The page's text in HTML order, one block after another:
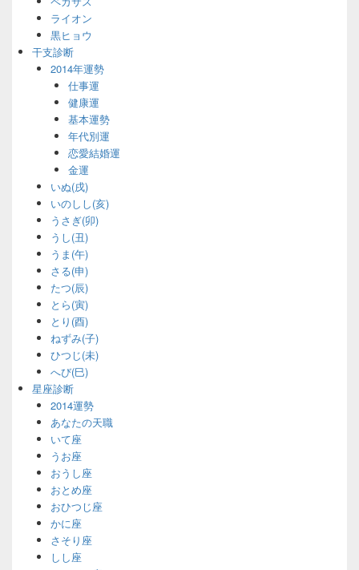
ライオン
黒ヒョウ
干支診断
2014年運勢
仕事運
健康運
基本運勢
年代別運
恋愛結婚運
金運
いぬ(戌)
いのしし(亥)
うさぎ(卯)
うし(丑)
うま(午)
さる(申)
たつ(辰)
とら(寅)
とり(酉)
ねずみ(子)
ひつじ(未)
へび(巳)
星座診断
2014運勢
あなたの天職
いて座
うお座
おうし座
おとめ座
おひつじ座
かに座
さそり座
しし座